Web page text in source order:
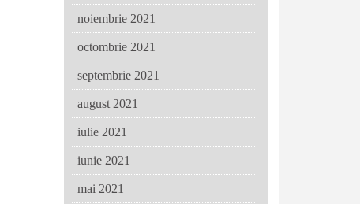
noiembrie 2021
octombrie 2021
septembrie 2021
august 2021
iulie 2021
iunie 2021
mai 2021